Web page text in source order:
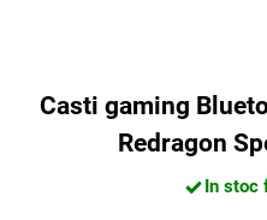
Casti gaming
Redragon
In stoc